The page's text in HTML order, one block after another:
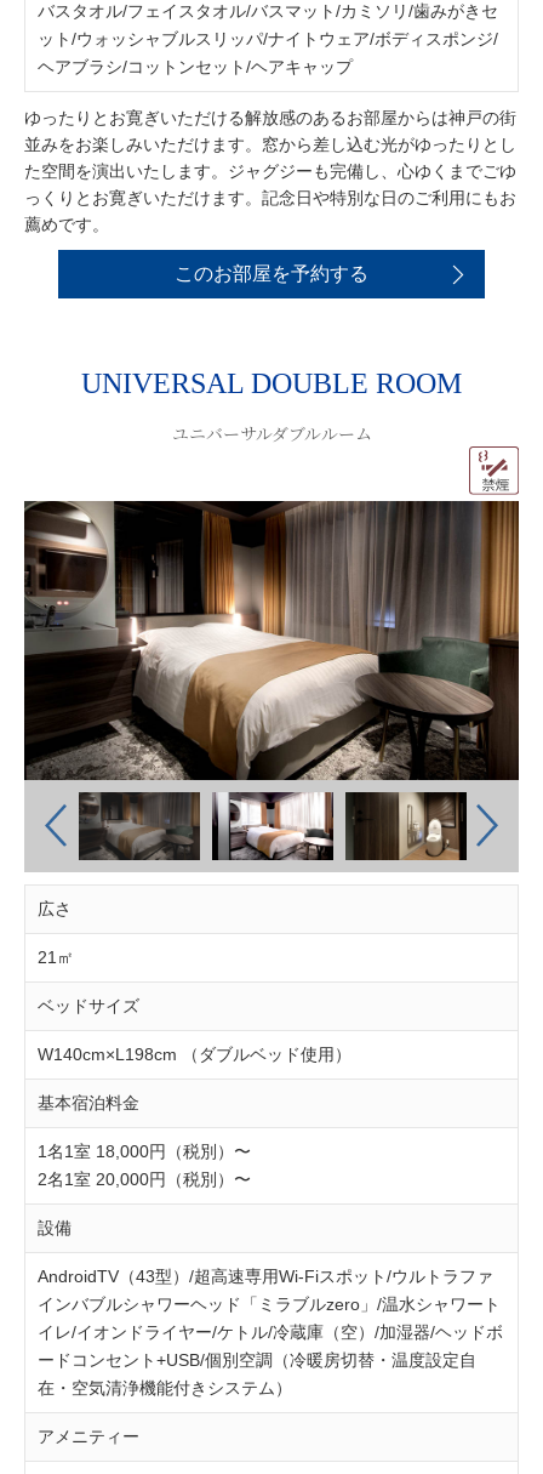
バスタオル/フェイスタオル/バスマット/カミソリ/歯みがきセ
ット/ウォッシャブルスリッパ/ナイトウェア/ボディスポンジ/
ヘアブラシ/コットンセット/ヘアキャップ
ゆったりとお寛ぎいただける解放感のあるお部屋からは神戸の街
並みをお楽しみいただけます。窓から差し込む光がゆったりとし
た空間を演出いたします。ジャグジーも完備し、心ゆくまでごゆ
っくりとお寛ぎいただけます。記念日や特別な日のご利用にもお
薦めです。
このお部屋を予約する
UNIVERSAL DOUBLE ROOM
ユニバーサルダブルルーム
広さ
21㎡
ベッドサイズ
W140cm×L198cm （ダブルベッド使用）
基本宿泊料金
1名1室 18,000円（税別）〜
2名1室 20,000円（税別）〜
設備
AndroidTV（43型）/超高速専用Wi-Fiスポット/ウルトラファ
インバブルシャワーヘッド「ミラブルzero」/温水シャワート
イレ/イオンドライヤー/ケトル/冷蔵庫（空）/加湿器/ヘッドボ
ードコンセント+USB/個別空調（冷暖房切替・温度設定自
在・空気清浄機能付きシステム）
アメニティー